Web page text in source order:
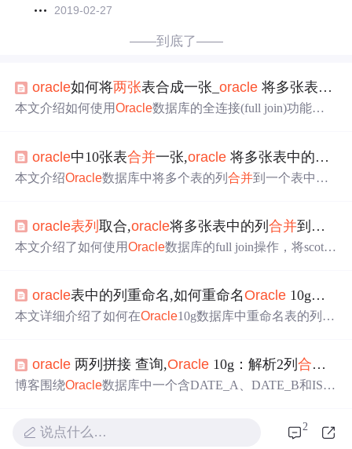
2019-02-27
——到底了——
oracle如何将两张表合成一张_oracle 将多张表中的列
本文介绍如何使用Oracle数据库的全连接(full join)功能，
oracle中10张表合并一张,oracle 将多张表中的列
本文介绍Oracle数据库中将多个表的列合并到一个表中的
oracle表列取合,oracle将多张表中的列合并到一张表中
本文介绍了如何使用Oracle数据库的full join操作，将scott
接获取所有记录，包括关联和未关联的行。
oracle表中的列重命名,如何重命名 Oracle 10g中的
本文详细介绍了如何在Oracle10g数据库中重命名表的列，
理，以及对触发器和视图的影响。
oracle 两列拼接 查询,Oracle 10g：解析2列合并
博客围绕Oracle数据库中一个含DATE_A、DATE_B和ISS
还是存储过程实现，给出了使用wm_concat()函数的查询
解
说点什么… 2